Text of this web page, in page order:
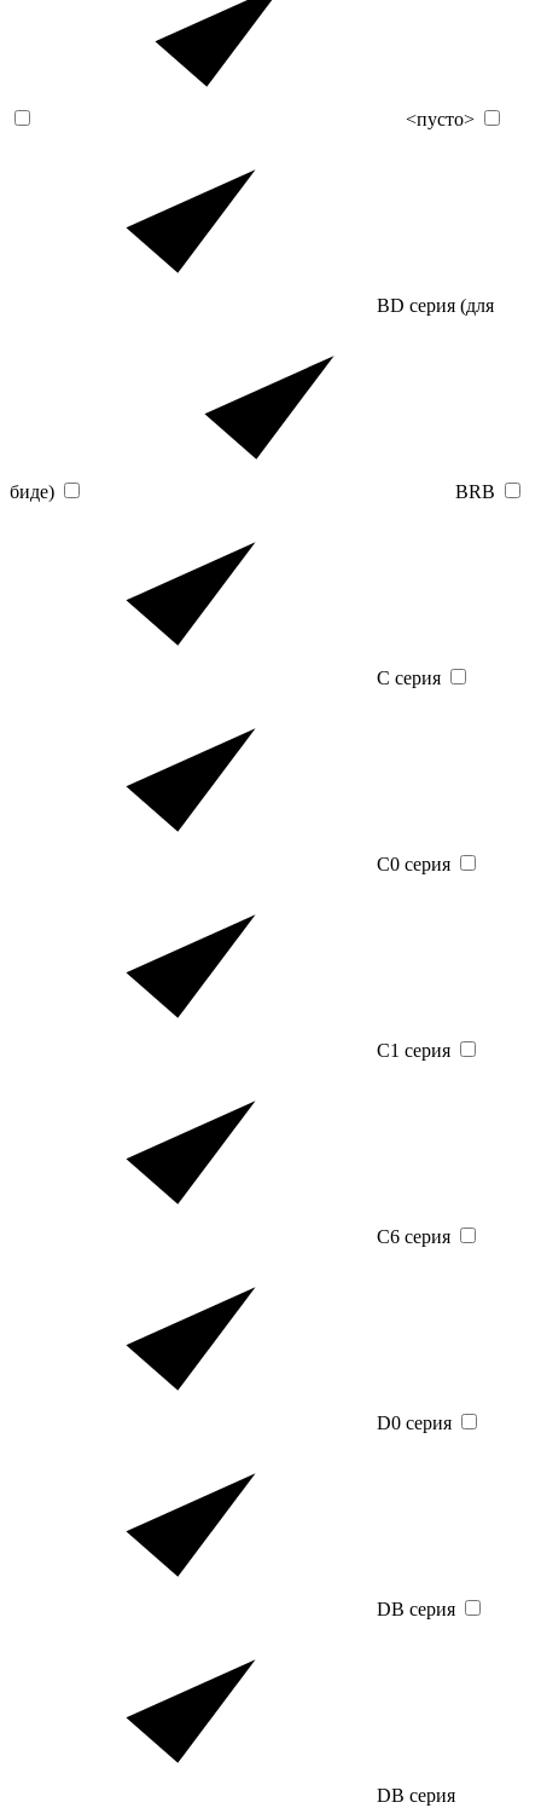
<пусто>
BD серия (для
биде) BRB
C серия
C0 серия
C1 серия
C6 серия
D0 серия
DB серия
DB серия